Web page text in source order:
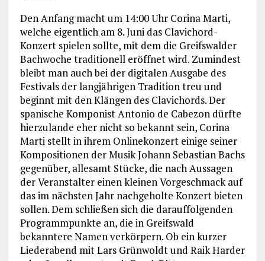
Den Anfang macht um 14:00 Uhr Corina Marti,
welche eigentlich am 8. Juni das Clavichord-
Konzert spielen sollte, mit dem die Greifswalder
Bachwoche traditionell eröffnet wird. Zumindest
bleibt man auch bei der digitalen Ausgabe des
Festivals der langjährigen Tradition treu und
beginnt mit den Klängen des Clavichords. Der
spanische Komponist Antonio de Cabezon dürfte
hierzulande eher nicht so bekannt sein, Corina
Marti stellt in ihrem Onlinekonzert einige seiner
Kompositionen der Musik Johann Sebastian Bachs
gegenüber, allesamt Stücke, die nach Aussagen
der Veranstalter einen kleinen Vorgeschmack auf
das im nächsten Jahr nachgeholte Konzert bieten
sollen. Dem schließen sich die darauffolgenden
Programmpunkte an, die in Greifswald
bekanntere Namen verkörpern. Ob ein kurzer
Liederabend mit Lars Grünwoldt und Raik Harder